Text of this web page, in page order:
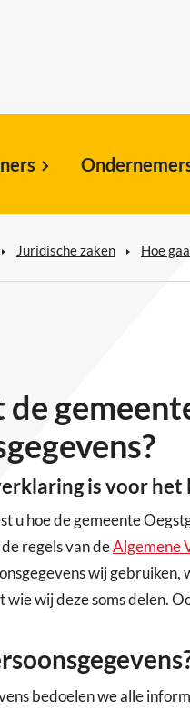
Juridische zaken Hoe
de
is voor
u hoe de gemeente
regels van deAlgemene
wij
wie wij deze soms delen.
bedoelen we alle